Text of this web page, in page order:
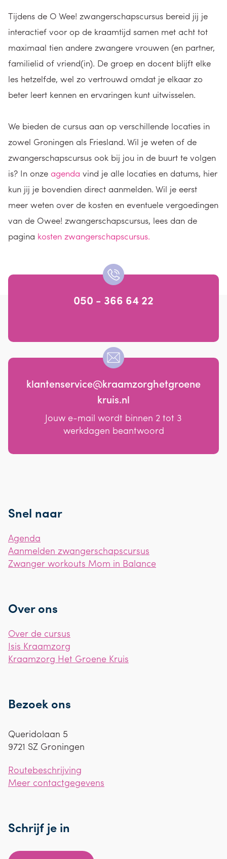
Tijdens de O Wee! zwangerschapscursus bereid jij je
interactief voor op de kraamtijd samen met acht tot
maximaal tien andere zwangere vrouwen (en partner,
familielid of vriend(in). De groep en docent blijft elke
les hetzelfde, wel zo vertrouwd omdat je elkaar zo
beter leert kennen en ervaringen kunt uitwisselen.
We bieden de cursus aan op verschillende locaties in
zowel Groningen als Friesland. Wil je weten of de
zwangerschapscursus ook bij jou in de buurt te volgen
is? In onze agenda vind je alle locaties en datums, hier
kun jij je bovendien direct aanmelden. Wil je eerst
meer weten over de kosten en eventuele vergoedingen
van de Owee! zwangerschapscursus, lees dan de
pagina kosten zwangerschapscursus.
050 - 366 64 22
klantenservice@kraamzorghetgroene
kruis.nl
Jouw e-mail wordt binnen 2 tot 3
werkdagen beantwoord
Snel naar
Agenda
Aanmelden zwangerschapscursus
Zwanger workouts Mom in Balance
Over ons
Over de cursus
Isis Kraamzorg
Kraamzorg Het Groene Kruis
Bezoek ons
Queridolaan 5
9721 SZ Groningen
Routebeschrijving
Meer contactgegevens
Schrijf je in